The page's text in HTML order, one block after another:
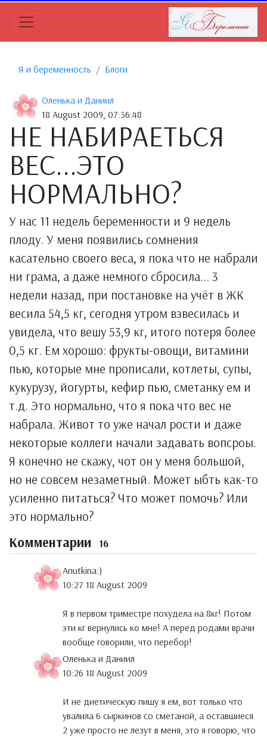
Я и беременность Блоги
Оленька и Даниил
18 August 2009, 07:36:48
НЕ НАБИРАЕТЬСЯ
ВЕС...ЭТО
НОРМАЛЬНО?
У нас 11 недель беременности и 9 недель
плоду. У меня появились сомнения
касательно своего веса, я пока что не набрали
ни грама, а даже немного сбросила... 3
недели назад, при постановке на учёт в ЖК
весила 54,5 кг, сегодня утром взвесилась и
увидела, что вешу 53,9 кг, итого потеря более
0,5 кг. Ем хорошо: фрукты-овощи, витамини
пью, которые мне прописали, котлеты, супы,
кукурузу, йогурты, кефир пью, сметанку ем и
т.д. Это нормально, что я пока что вес не
набрала. Живот то уже начал рости и даже
некоторые коллеги начали задавать вопсроы.
Я конечно не скажу, чот он у меня большой,
но не совсем незаметный. Может ыбть как-то
усиленно питаться? Что может помочь? Или
это нормально?
Комментарии 16
Anutkina:)
10:27 18 August 2009
Я в первом триместре похудела на 8кг! Потом
эти кг вернулись ко мне! А перед родами врачи
вообще говорили, что перебор!
Оленька и Даниил
10:26 18 August 2009
И не диетическую пишу я ем, вот только что
увалила 6 сыркинов со сметаной, а оставшиеся
2 уже просто не лезут в меня, это я говорю, что